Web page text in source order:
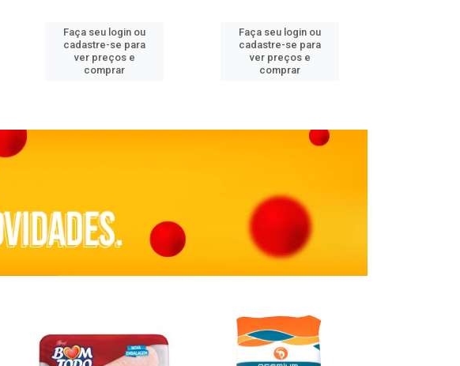
Faça seu login ou
cadastre-se para
ver preços e
comprar
Faça seu login ou
cadastre-se para
ver preços e
comprar